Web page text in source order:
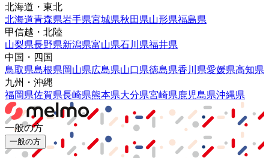
北海道・東北
北海道青森県岩手県宮城県秋田県山形県福島県
甲信越・北陸
山梨県長野県新潟県富山県石川県福井県
中国・四国
鳥取県島根県岡山県広島県山口県徳島県香川県愛媛県高知県
九州・沖縄
福岡県佐賀県長崎県熊本県大分県宮崎県鹿児島県沖縄県
一般の方
一般の方